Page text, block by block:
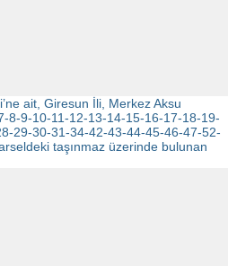
ait, Giresun İli, Merkez Aksu
8-9-10-11-12-13-14-15-16-17-18-19-
29-30-31-34-42-43-44-45-46-47-52-
taşınmaz üzerinde bulunan